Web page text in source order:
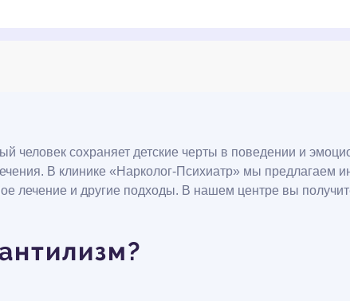
человек сохраняет детские черты в поведении и
В клинике «Нарколог-Психиатр» мы
лечение и другие подходы. В нашем центре вы